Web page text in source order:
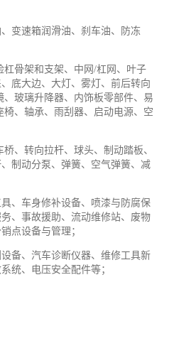
变速箱润滑油、刹车油、防冻
骨架和支架、中网/杠网、叶子
底大边、大灯、雾灯、前后转向
玻璃升降器、内饰板零部件、易
、轴承、雨刮器、启动电源、空
、转向拉杆、球头、制动踏板、
制动分泵、弹簧、空气弹簧、减
、车身修补设备、喷漆与防腐保
、事故援助、流动维修站、废物
点设备与管理；
备、汽车诊断仪器、维修工具新
统、电压安全配件等；